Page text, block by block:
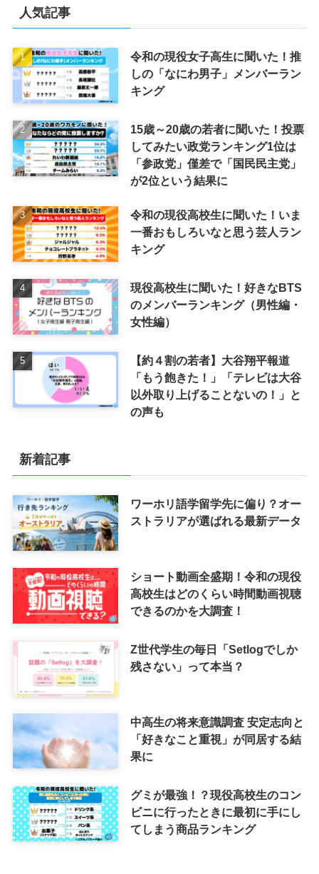
人気記事
令和の現役女子高生に聞いた！推
しの「なにわ男子」メンバーラン
キング
15歳～20歳の若者に聞いた！投票
してみたい政党ランキング1位は
「参政党」僅差で「国民民主党」
が2位という結果に
令和の現役高校生に聞いた！いま
一番おもしろいなと思う芸人ラン
キング
現役高校生に聞いた！好きなBTS
のメンバーランキング（男性編・
女性編）
【約４割の若者】大谷翔平報道
「もう飽きた！」「テレビは大谷
以外取り上げることないの！」と
の声も
新着記事
ワーホリ語学留学先に偏り？オー
ストラリアが選ばれる最新データ
ショート動画全盛期！令和の現役
高校生はどのくらい時間動画視聴
できるのかを大調査！
Z世代学生の毎日「Setlogでしか
残さない」って本当？
中高生の将来意識調査 安定志向と
「好きなこと重視」が同居する結
果に
グミが最強！？現役高校生のコン
ビニに行ったときに最初に手にし
てしまう商品ランキング